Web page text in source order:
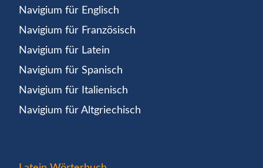
Navigium für Englisch
Navigium für Französisch
Navigium für Latein
Navigium für Spanisch
Navigium für Italienisch
Navigium für Altgriechisch